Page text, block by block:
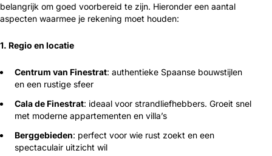
belangrijk om goed voorbereid te zijn. Hieronder een aantal
aspecten waarmee je rekening moet houden:
1. Regio en locatie
Centrum van Finestrat: authentieke Spaanse bouwstijlen
en een rustige sfeer
Cala de Finestrat: ideaal voor strandliefhebbers. Groeit snel
met moderne appartementen en villa’s
Berggebieden: perfect voor wie rust zoekt en een
spectaculair uitzicht wil